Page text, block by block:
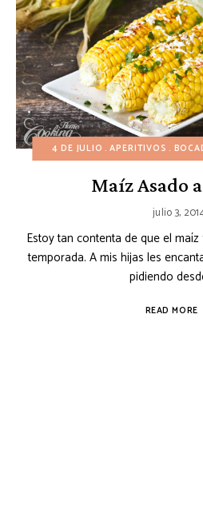
4 DE JULIO APERITIVOS
Maíz Asado
julio 3,
Estoy tan contenta de que el
temporada. A mis hijas les
pidiendo
READ MORE